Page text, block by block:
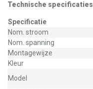
Technische specificaties
Specificatie
Nom. stroom
Nom. spanning
Montagewijze
Kleur
Model